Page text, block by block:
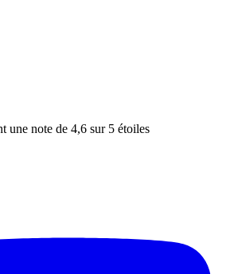
une note de 4,6 sur 5 étoiles